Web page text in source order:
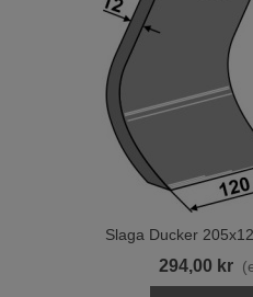
Slaga Ducker
294,00 kr